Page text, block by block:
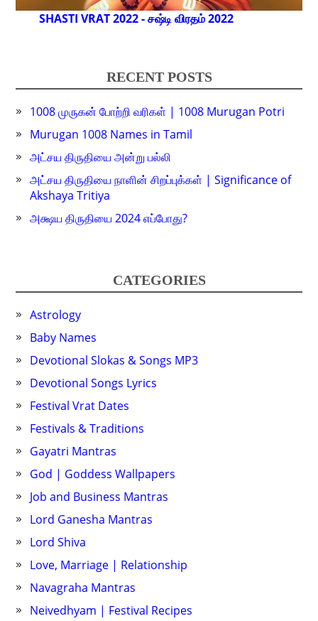
SHASTI VRAT 2022 - சஷ்டி விரதம் 2022
RECENT POSTS
1008 முருகன் போற்றி வரிகள் | 1008 Murugan Potri
Murugan 1008 Names in Tamil
அட்சய திருதியை அன்று பல்லி
அட்சய திருதியை நாளின் சிறப்புக்கள் | Significance of
Akshaya Tritiya
அக்ஷய திருதியை 2024 எப்போது?
CATEGORIES
Astrology
Baby Names
Devotional Slokas & Songs MP3
Devotional Songs Lyrics
Festival Vrat Dates
Festivals & Traditions
Gayatri Mantras
God | Goddess Wallpapers
Job and Business Mantras
Lord Ganesha Mantras
Lord Shiva
Love, Marriage | Relationship
Navagraha Mantras
Neivedhyam | Festival Recipes